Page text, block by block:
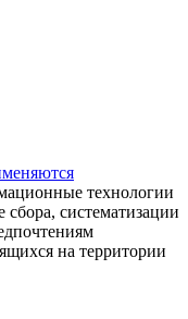
технологии
систематизации
на территории